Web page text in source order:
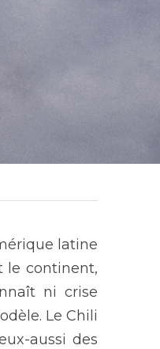
latine
le continent,
ni crise
Le Chili
aussi des